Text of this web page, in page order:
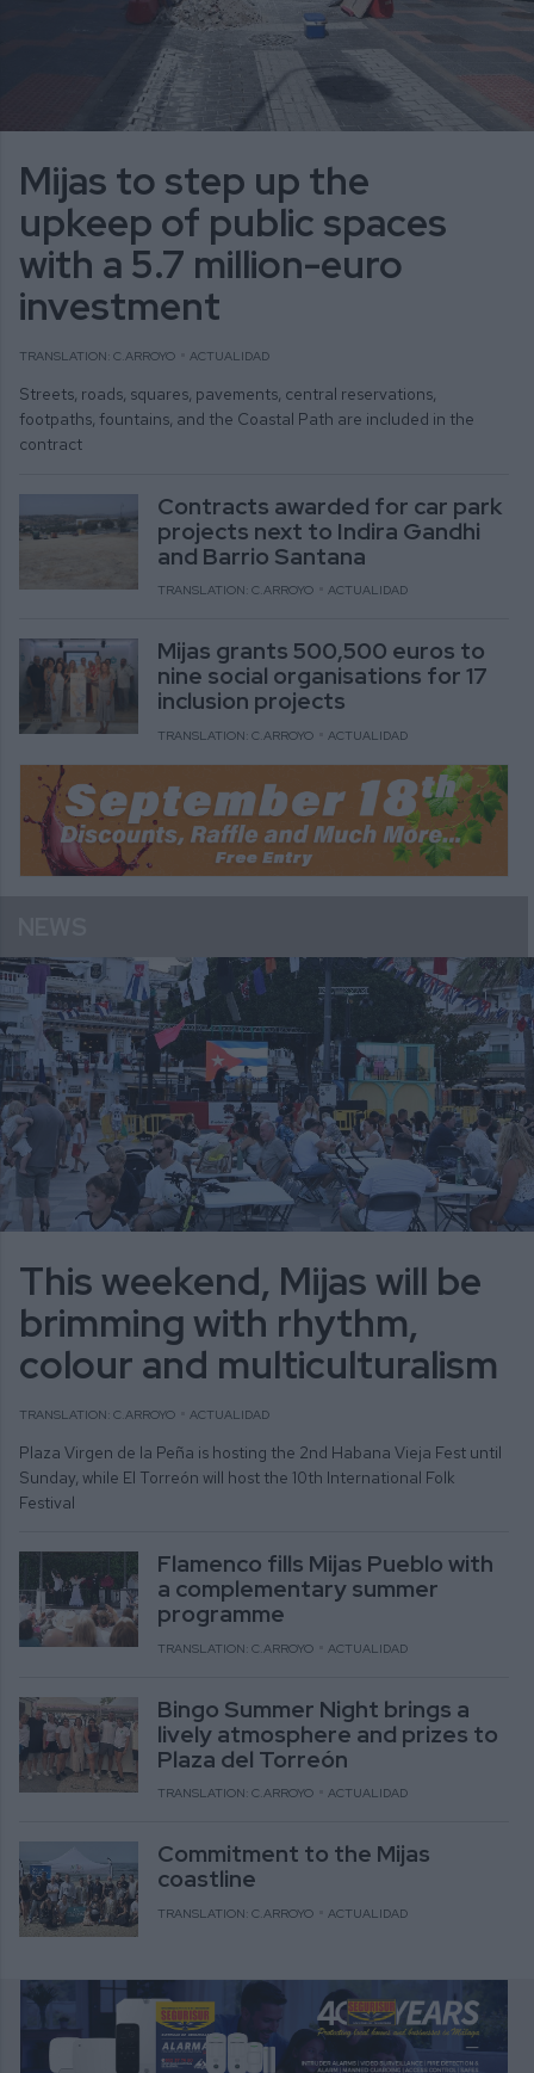
Mijas to step up the
upkeep of public spaces
with a 5.7 million-euro
investment
TRANSLATION: C.ARROYO ACTUALIDAD
Streets, roads, squares, pavements, central reservations,
footpaths, fountains, and the Coastal Path are included in the
contract
Contracts awarded for car park
projects next to Indira Gandhi
and Barrio Santana
TRANSLATION: C.ARROYO ACTUALIDAD
Mijas grants 500,500 euros to
nine social organisations for 17
inclusion projects
TRANSLATION: C.ARROYO ACTUALIDAD
This weekend, Mijas will be
brimming with rhythm,
colour and multiculturalism
TRANSLATION: C.ARROYO ACTUALIDAD
Plaza Virgen de la Peña is hosting the 2nd Habana Vieja Fest until
Sunday, while El Torreón will host the 10th International Folk
Festival
Flamenco fills Mijas Pueblo with
a complementary summer
programme
TRANSLATION: C.ARROYO ACTUALIDAD
Bingo Summer Night brings a
lively atmosphere and prizes to
Plaza del Torreón
TRANSLATION: C.ARROYO ACTUALIDAD
Commitment to the Mijas
coastline
TRANSLATION: C.ARROYO ACTUALIDAD